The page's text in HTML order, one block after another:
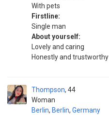
With pets
Firstline:
Single man
About yourself:
Lovely and caring
Honestly and
Thompson
Woman
44
Berlin, Berlin, Germany